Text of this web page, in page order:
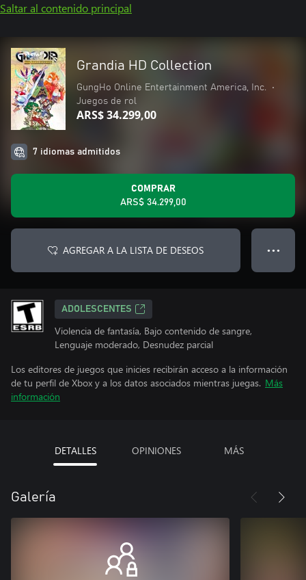
Saltar al contenido principal
Grandia HD Collection
GungHo Online Entertainment America, Inc.
•
Juegos de rol
ARS$ 34.299,00
7 idiomas admitidos
COMPRAR
ARS$ 34.299,00
AGREGAR A LA LISTA DE DESEOS ● ● ●
ADOLESCENTES
Violencia de fantasía, Bajo contenido de sangre,
Lenguaje moderado, Desnudez parcial
Los editores de juegos que inicies recibirán acceso a la información
de tu perfil de Xbox y a los datos asociados mientras juegas. Más
información
DETALLES OPINIONES MÁS
Galería